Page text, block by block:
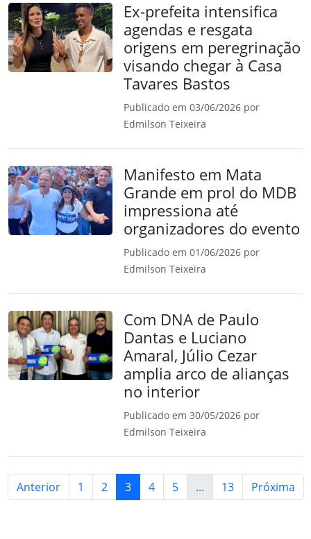
Ex-prefeita intensifica
agendas e resgata
origens em peregrinação
visando chegar à Casa
Tavares Bastos
Publicado em 03/06/2026 por
Edmilson Teixeira
Manifesto em Mata
Grande em prol do MDB
impressiona até
organizadores do evento
Publicado em 01/06/2026 por
Edmilson Teixeira
Com DNA de Paulo
Dantas e Luciano
Amaral, Júlio Cezar
amplia arco de alianças
no interior
Publicado em 30/05/2026 por
Edmilson Teixeira
Anterior 1 2 3 4 5 ... 13 Próxima